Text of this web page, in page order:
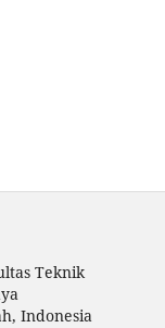
Teknik
Indonesia